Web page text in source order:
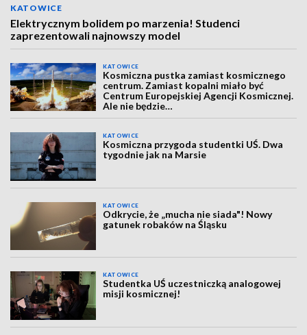
KATOWICE
Elektrycznym bolidem po marzenia! Studenci
zaprezentowali najnowszy model
KATOWICE
Kosmiczna pustka zamiast kosmicznego
centrum. Zamiast kopalni miało być
Centrum Europejskiej Agencji Kosmicznej.
Ale nie będzie…
KATOWICE
Kosmiczna przygoda studentki UŚ. Dwa
tygodnie jak na Marsie
KATOWICE
Odkrycie, że „mucha nie siada"! Nowy
gatunek robaków na Śląsku
KATOWICE
Studentka UŚ uczestniczką analogowej
misji kosmicznej!